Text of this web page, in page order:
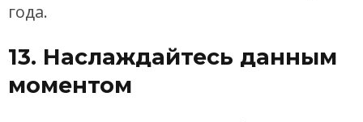
года.
13. Наслаждайтесь данным
моментом